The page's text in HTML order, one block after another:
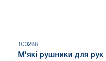
100288
М'які рушники для